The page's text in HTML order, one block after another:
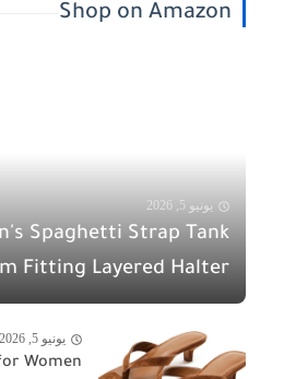
Shop on Amazon
يونيو 5, 2026
Spaghetti Strap Tank
Fitting Layered Halter...
يونيو 5, 2026
Women